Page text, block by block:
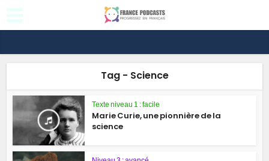
Tag - Science
Texte niveau 1 : facile
Marie Curie, une pionnière de la
science